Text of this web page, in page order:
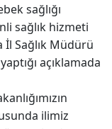
sağlığı
sağlık hizmeti
Sağlık Müdürü
açıklamada
ilimiz